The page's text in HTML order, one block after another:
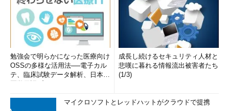
勉強会で明らかになった医療向け
OSSの多様な活用法──電子カル
テ、臨床試験データ解析、日本語
成長し続けるセキュリティ人材と
悲嘆に暮れる情報流出被害者たち
(1/3)
マイクロソフトとレッドハットがクラウドで提携